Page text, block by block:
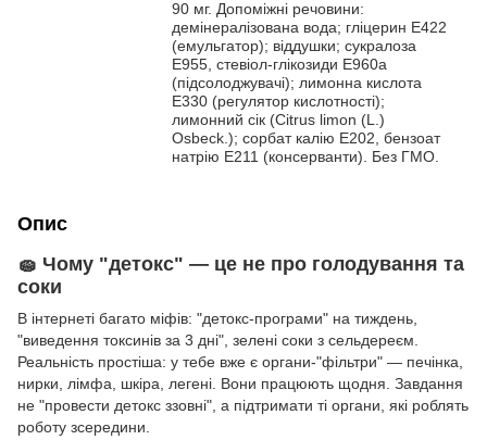
90 мг. Допоміжні речовини:
демінералізована вода; гліцерин Е422
(емульгатор); віддушки; сукралоза
Е955, стевіол-глікозиди E960a
(підсолоджувачі); лимонна кислота
Е330 (регулятор кислотності);
лимонний сік (Citrus limon (L.)
Osbeck.); сорбат калію E202, бензоат
натрію E211 (консерванти). Без ГМО.
Опис
🧽 Чому "детокс" — це не про голодування та
соки
В інтернеті багато міфів: "детокс-програми" на тиждень,
"виведення токсинів за 3 дні", зелені соки з сельдереєм.
Реальність простіша: у тебе вже є органи-"фільтри" — печінка,
нирки, лімфа, шкіра, легені. Вони працюють щодня. Завдання
не "провести детокс ззовні", а підтримати ті органи, які роблять
роботу зсередини.